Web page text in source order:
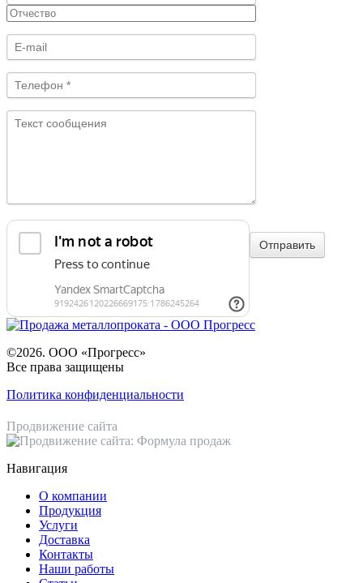
©2026. ООО «Прогресс»
Все права защищены
Политика конфиденциальности
Продвижение сайта
Навигация
О компании
Продукция
Услуги
Доставка
Контакты
Наши работы